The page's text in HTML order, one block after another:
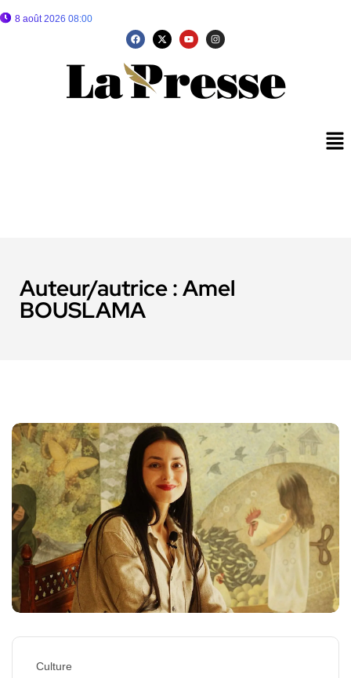
8 août 2026 08:00
Auteur/autrice :Amel
BOUSLAMA
Culture